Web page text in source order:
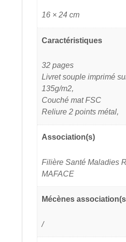
16 × 24 cm
Caractéristiques
32 pages
Livret souple imprimé
135g/m2,
Couché mat FSC
Reliure 2 points métal,
Association(s)
Filière Santé Maladies
MAFACE
Mécènes
/